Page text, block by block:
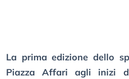
La prima edizione dello
Piazza Affari agli inizi